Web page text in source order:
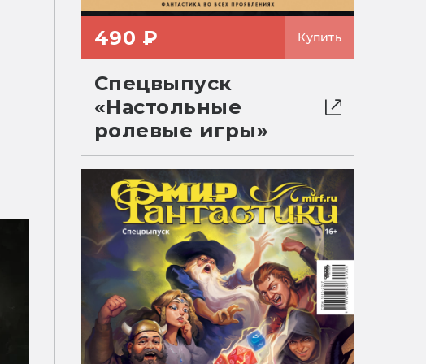
490 ₽ Купить
Спецвыпуск
«Настольные
ролевые игры»